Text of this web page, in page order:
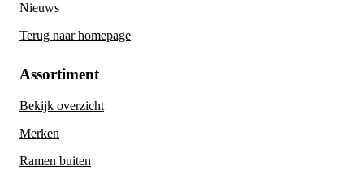
Nieuws
Terug naar homepage
Assortiment
Bekijk overzicht
Merken
Ramen buiten